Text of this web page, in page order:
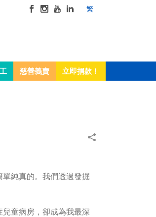
繁
慈善義賣 立即捐款！
純真的。我們透過發掘
童病房，卻成為我最深